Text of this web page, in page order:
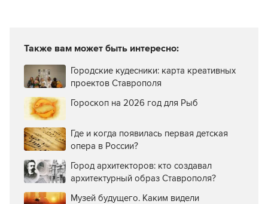
Также вам может быть интересно:
Городские кудесники: карта креативных
проектов Ставрополя
Гороскоп на 2026 год для Рыб